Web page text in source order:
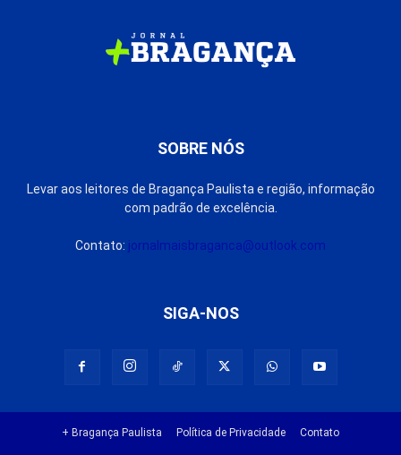
SOBRE NÓS
Levar aos leitores de Bragança Paulista e região, informação
com padrão de excelência.
Contato: jornalmaisbraganca@outlook.com
SIGA-NOS
+ Bragança Paulista Política de Privacidade Contato